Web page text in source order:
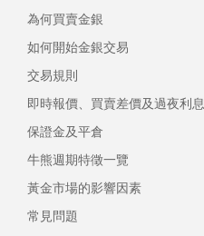
為何買賣金銀
如何開始金銀交易
交易規則
即時報價、買賣差價及過夜利息
保證金及平倉
牛熊週期特徵一覽
黃金市場的影響因素
常見問題